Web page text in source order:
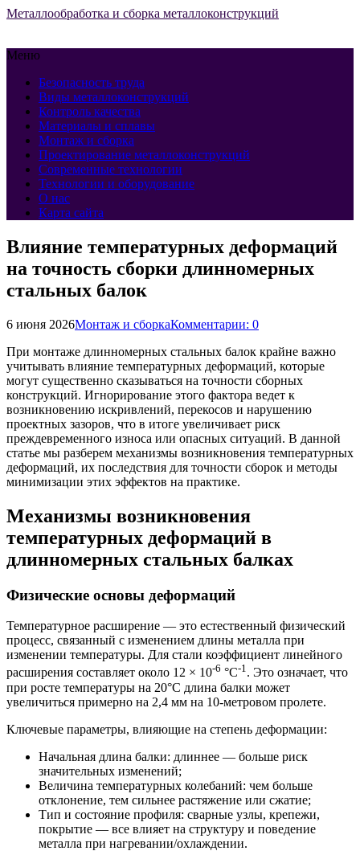
Металлообработка и сборка металлоконструкций
Меню
Безопасность труда
Виды металлоконструкций
Контроль качества
Материалы и сплавы
Монтаж и сборка
Проектирование металлоконструкций
Современные технологии
Технологии и оборудование
О нас
Карта сайта
Влияние температурных деформаций
на точность сборки длинномерных
стальных балок
6 июня 2026Монтаж и сборкаКомментарии: 0
При монтаже длинномерных стальных балок крайне важно
учитывать влияние температурных деформаций, которые
могут существенно сказываться на точности сборных
конструкций. Игнорирование этого фактора ведет к
возникновению искривлений, перекосов и нарушению
проектных зазоров, что в итоге увеличивает риск
преждевременного износа или опасных ситуаций. В данной
статье мы разберем механизмы возникновения температурных
деформаций, их последствия для точности сборок и методы
минимизации этих эффектов на практике.
Механизмы возникновения
температурных деформаций в
длинномерных стальных балках
Физические основы деформаций
Температурное расширение — это естественный физический
процесс, связанный с изменением длины металла при
изменении температуры. Для стали коэффициент линейного
расширения составляет около 12 × 10-6 °C-1. Это означает, что
при росте температуры на 20°C длина балки может
увеличиться примерно на 2,4 мм на 10-метровом пролете.
Ключевые параметры, влияющие на степень деформации:
Начальная длина балки: длиннее — больше риск
значительных изменений;
Величина температурных колебаний: чем больше
отклонение, тем сильнее растяжение или сжатие;
Тип и состояние профиля: сварные узлы, крепежи,
покрытие — все влияет на структуру и поведение
металла при нагревании/охлаждении.